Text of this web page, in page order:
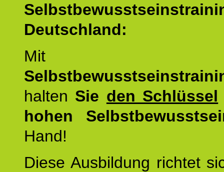
Deutschland:
Mit
halten Sie den Schlüssel
hohen
Hand!
Diese Ausbildung richtet